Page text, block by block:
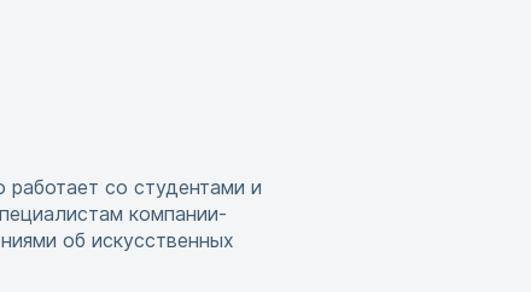
со студентами и
компании-
об искусственных